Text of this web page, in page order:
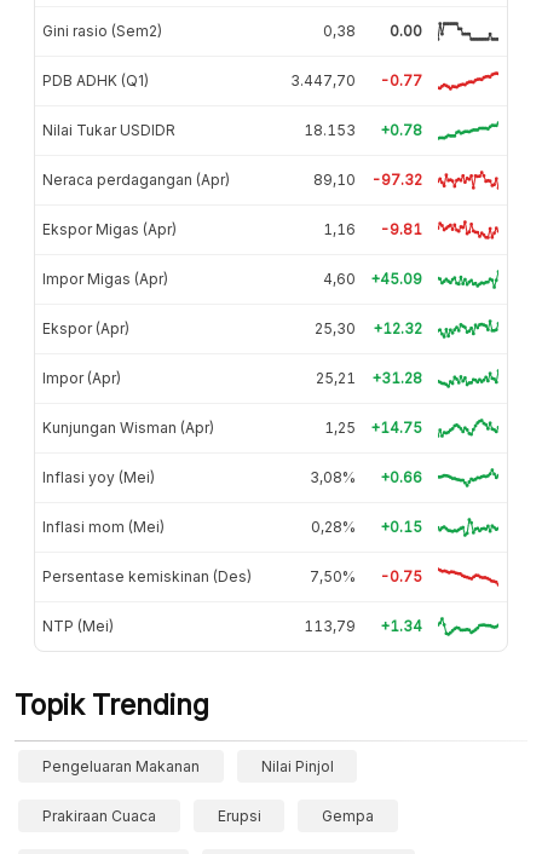
Gini rasio (Sem2) 0,38 0.00
PDB ADHK (Q1) 3.447,70 -0.77
Nilai Tukar USDIDR 18.153 +0.78
Neraca perdagangan (Apr) 89,10 -97.32
Ekspor Migas (Apr) 1,16 -9.81
Impor Migas (Apr) 4,60 +45.09
Ekspor (Apr) 25,30 +12.32
Impor (Apr) 25,21 +31.28
Kunjungan Wisman (Apr) 1,25 +14.75
Inflasi yoy (Mei) 3,08% +0.66
Inflasi mom (Mei) 0,28% +0.15
Persentase kemiskinan (Des) 7,50% -0.75
NTP (Mei) 113,79 +1.34
Topik Trending
Pengeluaran Makanan Nilai Pinjol
Prakiraan Cuaca Erupsi Gempa